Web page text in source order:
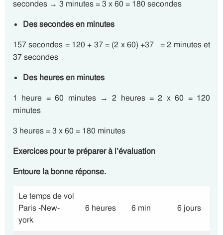
secondes → 3 minutes = 3 x 60 = 180 secondes
Des secondes en minutes
157 secondes = 120 + 37 = (2 x 60) +37 = 2 minutes et
37 secondes
Des heures en minutes
1 heure = 60 minutes → 2 heures = 2 x 60 = 120
minutes
3 heures = 3 x 60 = 180 minutes
Exercices pour te préparer à l’évaluation
Entoure la bonne réponse.
Le temps de vol
Paris -New-
york
6 heures 6 min 6 jours